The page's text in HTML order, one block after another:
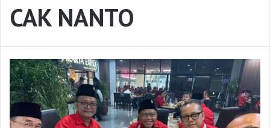
CAK NANTO